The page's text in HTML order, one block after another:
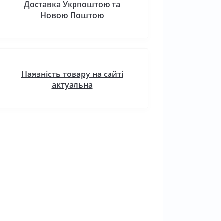
Доставка Укрпоштою та
Новою Поштою
Наявність товару на сайті
актуальна